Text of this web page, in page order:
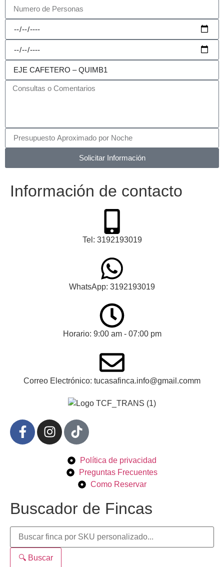
Solicitar Información
Información de contacto
Tel: 3192193019
WhatsApp: 3192193019
Horario: 9:00 am - 07:00 pm
Correo Electrónico: tucasafinca.info@gmail.comm
Política de privacidad
Preguntas Frecuentes
Como Reservar
Buscador de Fincas
🔍 Buscar